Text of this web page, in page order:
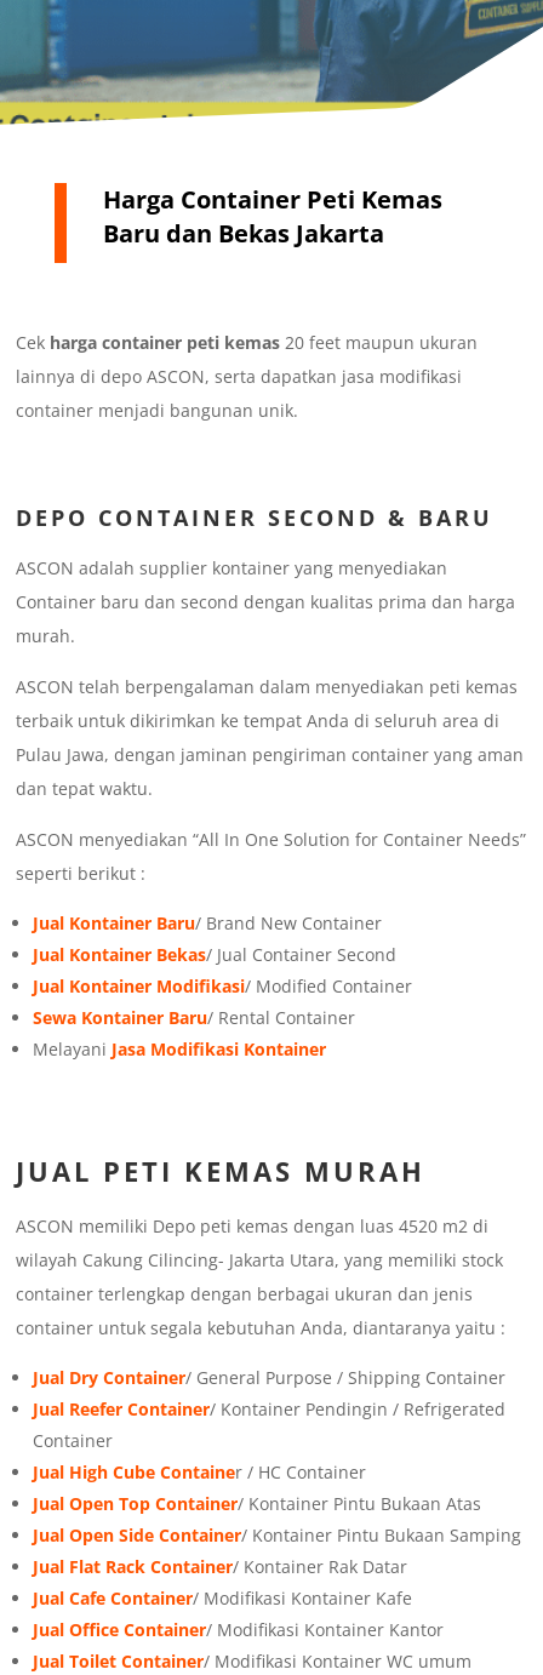
Harga Container Peti Kemas
Baru dan Bekas Jakarta
Cek hargacontainer peti kemas 20 feet maupun ukuran
lainnya di depo ASCON, serta dapatkan jasa modifikasi
container menjadi bangunan unik.
DEPO CONTAINER SECOND & BARU
ASCON adalah supplier kontainer yang menyediakan
Container baru dan second dengan kualitas prima dan harga
murah.
ASCON telah berpengalaman dalam menyediakan peti kemas
terbaik untuk dikirimkan ke tempat Anda di seluruh area di
Pulau Jawa, dengan jaminan pengiriman container yang aman
dan tepat waktu.
ASCON menyediakan “All In One Solution for Container Needs”
seperti berikut :
Jual Kontainer Baru/ Brand New Container
Jual Kontainer Bekas/ Jual Container Second
Jual Kontainer Modifikasi/ Modified Container
Sewa Kontainer Baru/ Rental Container
Melayani Jasa Modifikasi Kontainer
JUAL PETI KEMAS MURAH
ASCON memiliki Depo peti kemas dengan luas 4520 m2 di
wilayah Cakung Cilincing- Jakarta Utara, yang memiliki stock
container terlengkap dengan berbagai ukuran dan jenis
container untuk segala kebutuhan Anda, diantaranya yaitu :
Jual Dry Container/ General Purpose / Shipping Container
Jual Reefer Container/ Kontainer Pendingin / Refrigerated
Container
Jual High Cube Container / HC Container
Jual Open Top Container/ Kontainer Pintu Bukaan Atas
Jual Open Side Container/ Kontainer Pintu Bukaan Samping
Jual Flat Rack Container/ Kontainer Rak Datar
Jual Cafe Container/ Modifikasi Kontainer Kafe
Jual Office Container/ Modifikasi Kontainer Kantor
Jual Toilet Container/ Modifikasi Kontainer WC umum